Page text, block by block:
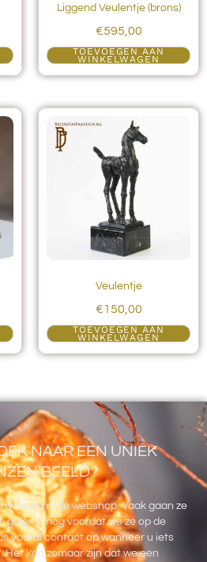
Liggend Veulentje (brons)
€595,00
TOEVOEGEN AAN
WINKELWAGEN
Veulentje
€150,00
TOEVOEGEN AAN
WINKELWAGEN
NAAR EEN UNIEK
BEELD?
komen in de webshop. Vaak gaan ze
galerie nog voordat we ze op de
vooral contact op wanneer u iets
kan zomaar zijn dat we een